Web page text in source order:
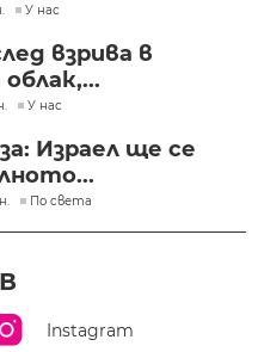
У нас
взрива в
У нас
Израел ще се
По света
Instagram